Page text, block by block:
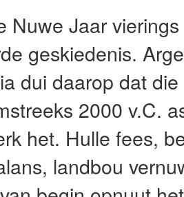
Nuwe Jaar
geskiedenis.
dui daarop dat
2000 v.C.
het. Hulle fees,
landbou